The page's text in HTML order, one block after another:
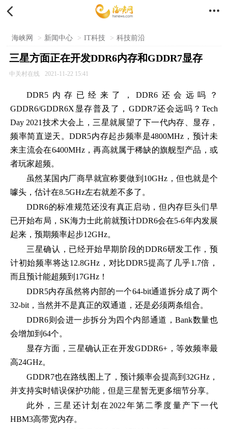
 
海峡网 > 新闻中心 > IT科技 > 科技前沿
三星方面正在开发DDR6内存和GDDR7显存
中关村在线 2021-11-22 15:41
DDR5内存已经来了，DDR6还会远吗？
GDDR6/GDDR6X显存普及了，GDDR7还会远吗？Tech
Day 2021技术大会上，三星就展望了下一代内存、显存，
频率简直逆天。DDR5内存起步频率是4800MHz，预计未
来主流会在6400MHz，再高就属于稀缺的旗舰型产品，或
者玩家超频。
虽然某国内厂商早就宣称要做到10GHz，但也就是个
噱头，估计在8.5GHz左右就差不多了。
DDR6的标准规范还没有真正启动，但内存巨头们早
已开始布局，SK海力士此前就预计DDR6会在5-6年内发展
起来，预期频率起步12GHz。
三星确认，已经开始早期阶段的DDR6研发工作，预
计初始频率将达12.8GHz，对比DDR5提高了几乎1.7倍，
而且预计能超频到17GHz！
DDR5内存虽然将内部的一个64-bit通道拆分成了两个
32-bit，当然并不是真正的双通道，还是必须两条组合。
DDR6则会进一步拆分为四个内部通道，Bank数量也
会增加到64个。
显存方面，三星确认正在开发GDDR6+，等效频率最
高24GHz。
GDDR7也在路线图上了，预计频率会提高到32GHz，
并支持实时错误保护功能，但是三星暂无更多细节分享。
此外，三星还计划在2022年第二季度量产下一代
HBM3高带宽内存。